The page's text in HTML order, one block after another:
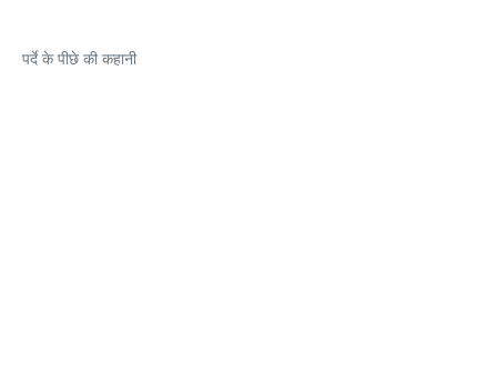
पर्दे के पीछे की कहानी